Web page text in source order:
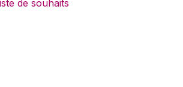
de souhaits